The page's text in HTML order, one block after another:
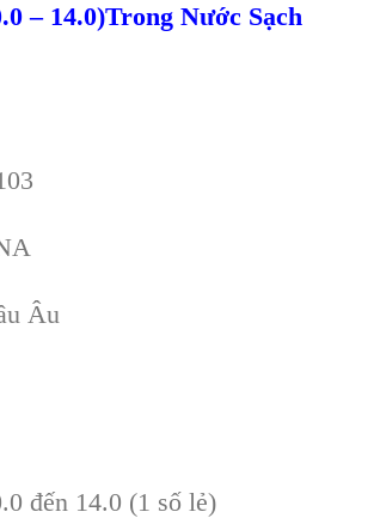
– 14.0)Trong Nước Sạch
Âu
đến 14.0 (1 số lẻ)